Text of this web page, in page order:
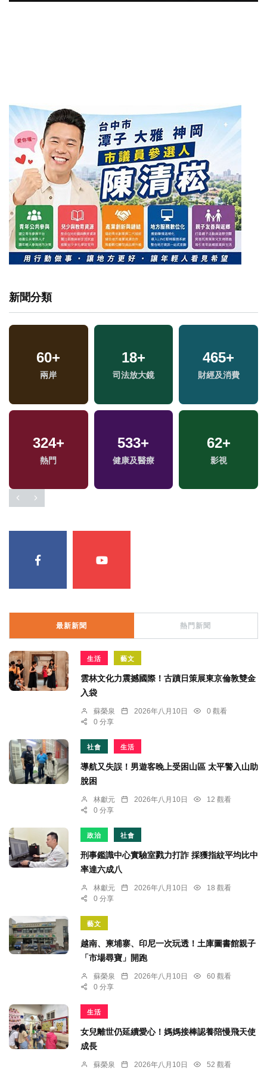
新聞分類
12+
海峽論壇專區
14+
2024總統大選
383+
旅遊
1025+
政治
629+
文教
1526+
生活
最新新聞 熱門新聞
生活 藝文
雲林文化力震撼國際！古蹟日策展東京倫敦雙金
入袋
蘇榮泉 2026年八月10日
0 觀看
0 分享
社會 生活
導航又失誤！男遊客晚上受困山區 太平警入山助
脫困
林獻元 2026年八月10日
12 觀看
0 分享
政治 社會
刑事鑑識中心實驗室戮力打詐 採獲指紋平均比中
率達六成八
林獻元 2026年八月10日
18 觀看
0 分享
藝文
越南、柬埔寨、印尼一次玩透！土庫圖書館親子
「市場尋寶」開跑
蘇榮泉 2026年八月10日
60 觀看
0 分享
生活
女兒離世仍延續愛心！媽媽接棒認養陪慢飛天使
成長
蘇榮泉 2026年八月10日 52 觀看